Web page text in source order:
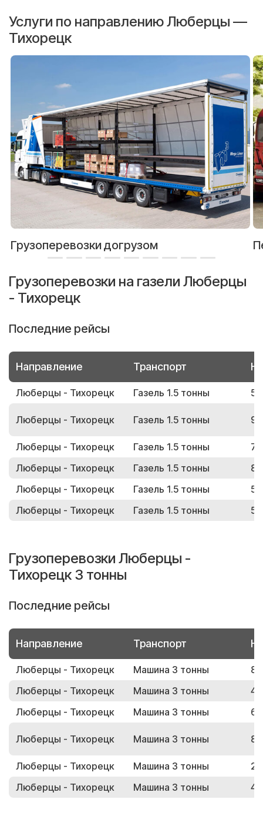
Услуги по направлению Люберцы —
Тихорецк
Грузоперевозки догрузом
Грузоперевозки на газели Люберцы
- Тихорецк
Последние рейсы
Направление Транспорт
Люберцы - Тихорецк Газель 1.5 тонны
Люберцы - Тихорецк Газель 1.5 тонны
Люберцы - Тихорецк Газель 1.5 тонны
Люберцы - Тихорецк
Газель 1.5 тонны
Люберцы - Тихорецк
Газель 1.5 тонны
Люберцы - Тихорецк
Газель 1.5 тонны
Грузоперевозки Люберцы -
Тихорецк 3 тонны
Последние рейсы
Направление Транспорт
Люберцы - Тихорецк Машина 3 тонны
Люберцы - Тихорецк
Машина 3 тонны
Люберцы - Тихорецк
Машина 3 тонны
Люберцы - Тихорецк Машина 3 тонны
Люберцы - Тихорецк Машина 3 тонны
Люберцы - Тихорецк
Машина 3 тонны